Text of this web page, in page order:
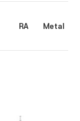
RA Metal